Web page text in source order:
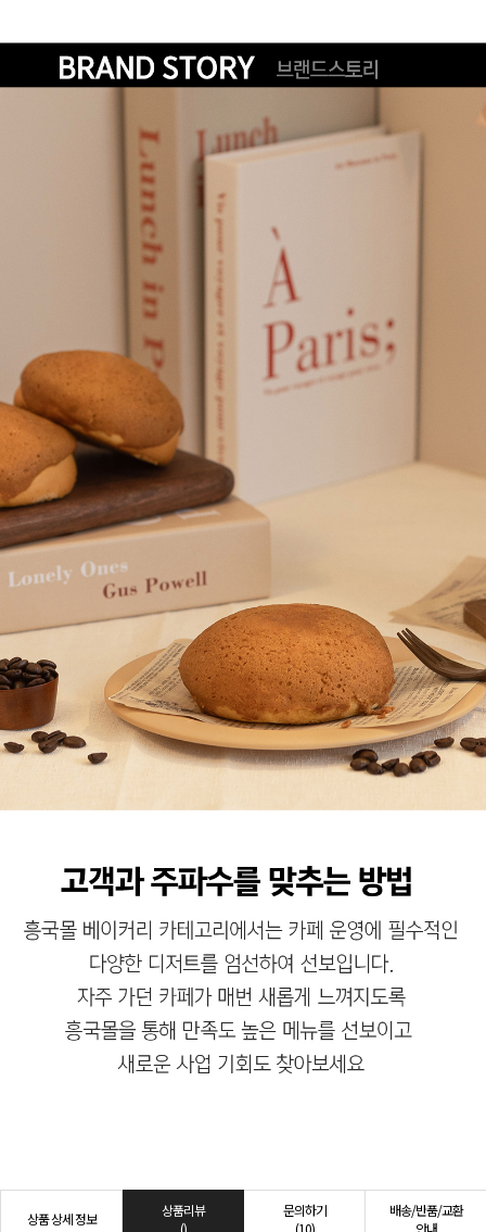
상품 상세 정보
상품리뷰
문의하기
배송/반품/교환